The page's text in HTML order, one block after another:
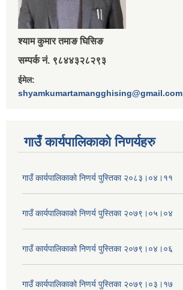
श्‍याम कुमार तमाङ घिसिङ
सम्पर्क नं. ९८४४३२८२९३
ईमेल:
shyamkumartamangghising@gmail.com
गाउँ कार्यपालिकाकाे निणर्यहरु
गाउँ कार्यपालिकाको निणर्य पुस्तिका २०८३।०४।११
गाउँ कार्यपालिकाको निणर्य पुस्तिका २०७९।०५।०४
गाउँ कार्यपालिकाको निणर्य पुस्तिका २०७९।०४।०६
गाउँ कार्यपालिकाको निणर्य पुस्तिका २०७९।०३।१७